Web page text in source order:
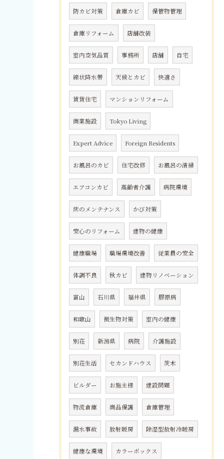
防カビ対策 倉庫カビ 保管物管理
倉庫リフォーム 店舗改装
室内空気品質 事務所 店舗 自宅
線状降水帯 天候とカビ 快適さ
賃貸住宅 マンションリフォーム
商業施設 Tokyo Living
Expert Advice Foreign Residents
お風呂のカビ 住宅改修 お風呂の清掃
エアコンカビ 高齢者介護 病院環境
床のメンテナンス かび対策
安心のリフォーム 建物の健康
健康職場 職場環境改善 従業員の安全
体調不良 秋カビ 建物リノベーション
富山 石川県 福井県 膠原病
和歌山 微生物対策 室内の健康
別荘 新潟県 病院 介護施設
別荘生活 セカンドハウス 茨木
ビルダー お施主様 建設問題
物流倉庫 商品保護 倉庫管理
漏水事故 放射暖房 除湿型放射冷暖房
健康な環境 カラーボックス